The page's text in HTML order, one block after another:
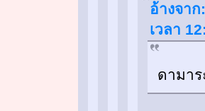
อ้างจา
เวลา
ดามาร